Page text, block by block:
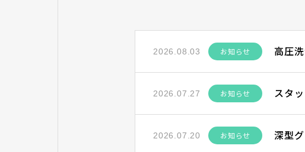
2026.08.03 お知らせ
2026.07.27 お知らせ
2026.07.20 お知らせ